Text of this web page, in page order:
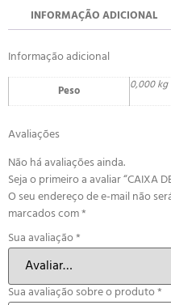
INFORMAÇÃO ADICIONAL
Informação adicional
Peso 0,000 kg
Avaliações
Não há avaliações ainda.
Seja o primeiro a avaliar “CAIXA
O seu endereço de e-mail não
marcados com*
Sua avaliação*
Sua avaliação sobre o produto*